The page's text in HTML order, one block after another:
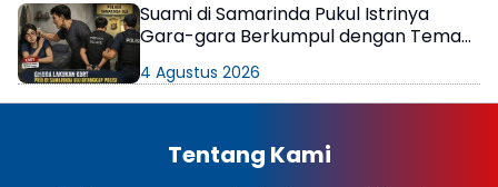
Suami di Samarinda Pukul Istrinya
Gara-gara Berkumpul dengan Teman
4 Agustus 2026
Tentang Kami